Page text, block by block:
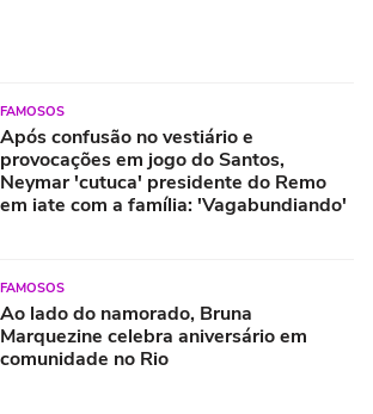
FAMOSOS
Após confusão no vestiário e
provocações em jogo do Santos,
Neymar 'cutuca' presidente do Remo
em iate com a família: 'Vagabundiando'
FAMOSOS
Ao lado do namorado, Bruna
Marquezine celebra aniversário em
comunidade no Rio